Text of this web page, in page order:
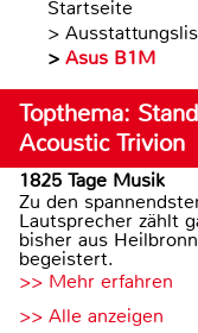
Startseite
>
> Asus B1M
Topthema:
Acoustic Trivion
1825 Tage Musik
Zu den
Lautsprecher zählt
bisher aus
begeistert.
>> Mehr erfahren
>> Alle anzeigen